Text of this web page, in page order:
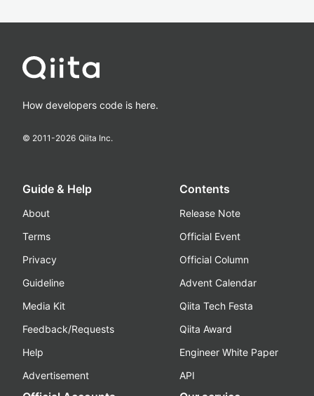
How developers code is here.
© 2011-2026 Qiita Inc.
Guide & Help
About
Terms
Privacy
Guideline
Media Kit
Feedback/Requests
Help
Advertisement
Contents
Release Note
Official Event
Official Column
Advent Calendar
Qiita Tech Festa
Qiita Award
Engineer White Paper
API